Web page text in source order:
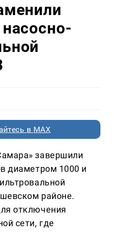
в MAX
завершили
диаметром 1000 и
районе.
отключения
сети, где